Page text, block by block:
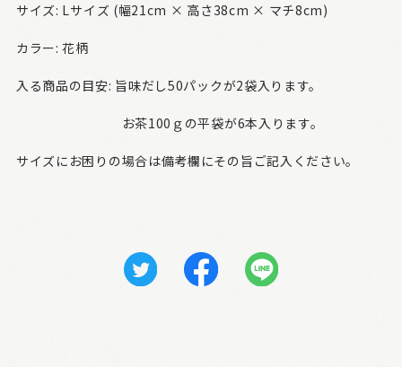
サイズ: Lサイズ (幅21cm × 高さ38cm × マチ8cm)
カラー: 花柄
入る商品の目安: 旨味だし50パックが2袋入ります。
お茶100ｇの平袋が6本入ります。
サイズにお困りの場合は備考欄にその旨ご記入ください。